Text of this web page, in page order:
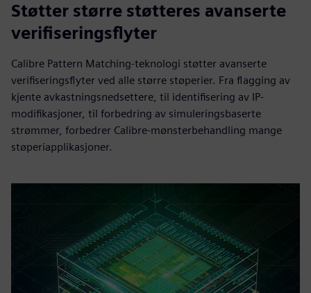
Støtter større støtteres avanserte
verifiseringsflyter
Calibre Pattern Matching-teknologi støtter avanserte
verifiseringsflyter ved alle større støperier. Fra flagging av
kjente avkastningsnedsettere, til identifisering av IP-
modifikasjoner, til forbedring av simuleringsbaserte
strømmer, forbedrer Calibre-mønsterbehandling mange
støperiapplikasjoner.